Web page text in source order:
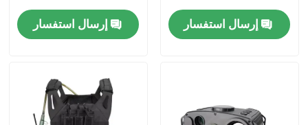
اطلب اقتباس
سترة عسكرية تكتيكية مضادة للرصاص
إرسال استفسار إرسال استفسار